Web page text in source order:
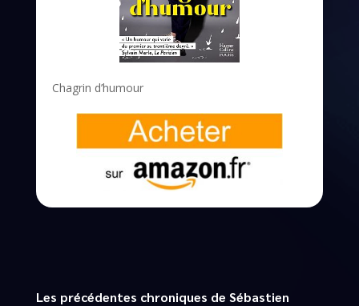
Chagrin d’humour
Les précédentes chroniques de Sébastien